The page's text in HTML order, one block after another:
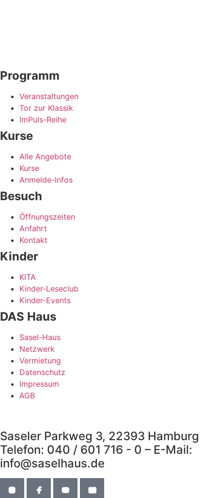
Programm
Veranstaltungen
Tor zur Klassik
ImPuls-Reihe
Kurse
Alle Angebote
Kurse
Anmelde-Infos
Besuch
Öffnungszeiten
Anfahrt
Kontakt
Kinder
KITA
Kinder-Leseclub
Kinder-Events
DAS Haus
Sasel-Haus
Netzwerk
Vermietung
Datenschutz
Impressum
AGB
Saseler Parkweg 3, 22393 Hamburg
Telefon: 040 / 601 716 - 0 – E-Mail:
info@saselhaus.de